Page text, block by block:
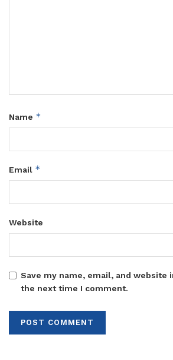
Name *
Email *
Website
Save my name, email, and website
the next time I comment.